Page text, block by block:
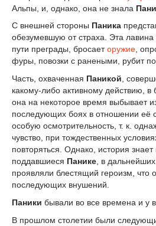
Альпы, и, однако, она не знала
С внешней стороны Паника
обезумевшую от страха. Эта лавина
пути преграды, бросаеторужие,
фуры, повозки с ранеными, рубит
Часть, охваченная Паникой ,
какому-либо активному действию, в
она на некоторое время выбывает
последующих боях в отношении её
особую осмотрительность, т. к.
чувство, при тождественных
повторяться. Однако, история знает
поддавшиеся Панике , в
проявляли блестящий героизм, что
последующих внушений.
Паники бывали во все времена и у
В прошлом столетии были